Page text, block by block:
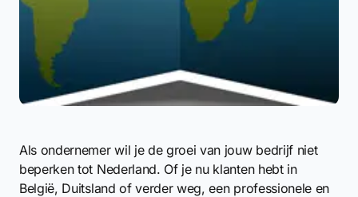
Als ondernemer wil je de groei van jouw bedrijf niet
beperken tot Nederland. Of je nu klanten hebt in
België, Duitsland of verder weg, een professionele en